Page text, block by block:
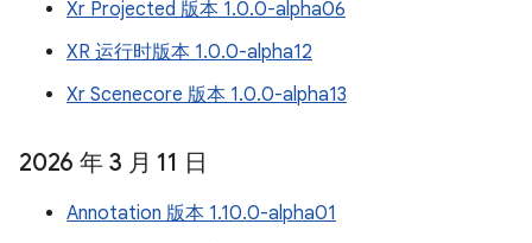
Xr Projected 版本 1.0.0-alpha06
XR 运行时版本 1.0.0-alpha12
Xr Scenecore 版本 1.0.0-alpha13
2026 年 3 月 11 日
Annotation 版本 1.10.0-alpha01